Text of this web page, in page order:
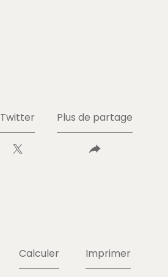
Twitter Plus de partage
Calculer Imprimer